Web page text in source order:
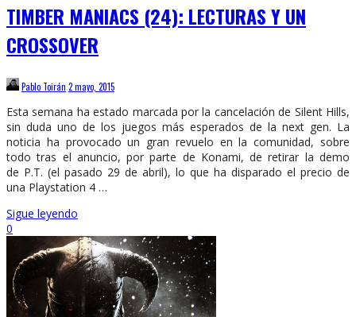
TIMBER MANIACS (24): LECTURAS Y UN
CROSSOVER
Pablo Toirán 2 mayo, 2015
Esta semana ha estado marcada por la cancelación de Silent Hills,
sin duda uno de los juegos más esperados de la next gen. La
noticia ha provocado un gran revuelo en la comunidad, sobre
todo tras el anuncio, por parte de Konami, de retirar la demo
de P.T. (el pasado 29 de abril), lo que ha disparado el precio de
una Playstation 4 …
Sigue leyendo
0